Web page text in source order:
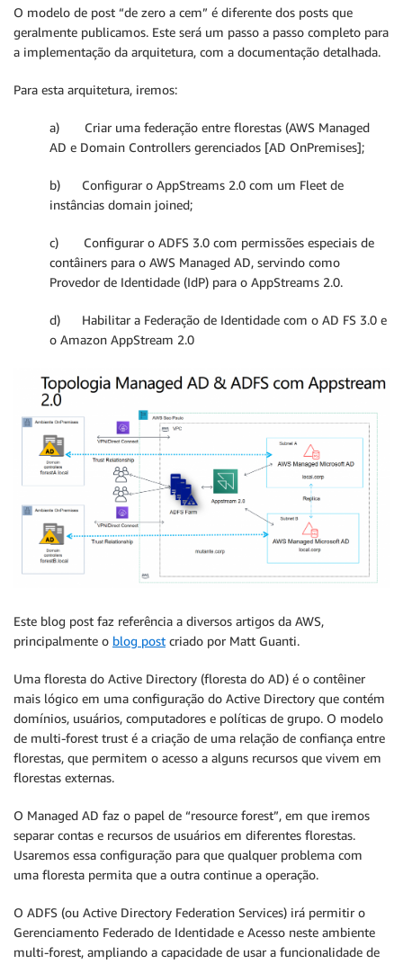
O modelo de post “de zero a cem” é diferente dos posts que
geralmente publicamos. Este será um passo a passo completo para
a implementação da arquitetura, com a documentação detalhada.
Para esta arquitetura, iremos:
a) Criar uma federação entre florestas (AWS Managed
AD e Domain Controllers gerenciados [AD OnPremises];
b) Configurar o AppStreams 2.0 com um Fleet de
instâncias domain joined;
c) Configurar o ADFS 3.0 com permissões especiais de
contâiners para o AWS Managed AD, servindo como
Provedor de Identidade (IdP) para o AppStreams 2.0.
d) Habilitar a Federação de Identidade com o AD FS 3.0 e
o Amazon AppStream 2.0
Este blog post faz referência a diversos artigos da AWS,
principalmente o blog post criado por Matt Guanti.
Uma floresta do Active Directory (floresta do AD) é o contêiner
mais lógico em uma configuração do Active Directory que contém
domínios, usuários, computadores e políticas de grupo. O modelo
de multi-forest trust é a criação de uma relação de confiança entre
florestas, que permitem o acesso a alguns recursos que vivem em
florestas externas.
O Managed AD faz o papel de “resource forest”, em que iremos
separar contas e recursos de usuários em diferentes florestas.
Usaremos essa configuração para que qualquer problema com
uma floresta permita que a outra continue a operação.
O ADFS (ou Active Directory Federation Services) irá permitir o
Gerenciamento Federado de Identidade e Acesso neste ambiente
multi-forest, ampliando a capacidade de usar a funcionalidade de